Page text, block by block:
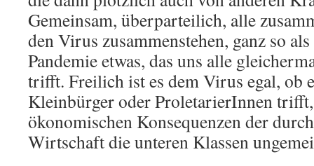
Gemeinsam, überparteilich, alle
den Virus zusammenstehen, ganz so
Pandemie etwas, das uns alle
trifft. Freilich ist es dem Virus egal, ob
Kleinbürger oder ProletarierInnen
ökonomischen Konsequenzen der
Wirtschaft die unteren Klassen